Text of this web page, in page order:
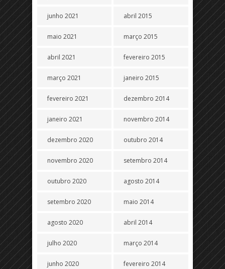
junho 2021
maio 2021
abril 2021
março 2021
fevereiro 2021
janeiro 2021
dezembro 2020
novembro 2020
outubro 2020
setembro 2020
agosto 2020
julho 2020
junho 2020
abril 2015
março 2015
fevereiro 2015
janeiro 2015
dezembro 2014
novembro 2014
outubro 2014
setembro 2014
agosto 2014
maio 2014
abril 2014
março 2014
fevereiro 2014